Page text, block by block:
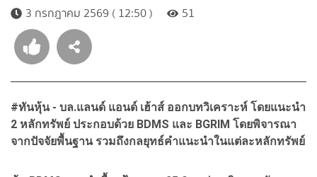
3 กรกฎาคม 2569 ( 12:50 )
51
#ทันหุ้น - บล.แลนด์ แอนด์ เฮ้าส์ ออกบทวิเคราะห์ โดยแนะนำ
2 หลักทรัพย์ ประกอบด้วย BDMS และ BGRIM โดยพิจารณา
จากปัจจัยพื้นฐาน รวมถึงกลยุทธ์คำแนะนำในแต่ละหลักทรัพย์